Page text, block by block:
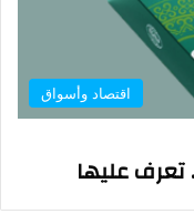
اقتصاد وأسواق